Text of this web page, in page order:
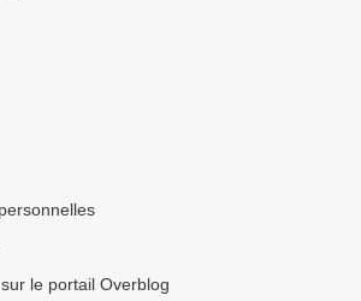
le portail Overblog